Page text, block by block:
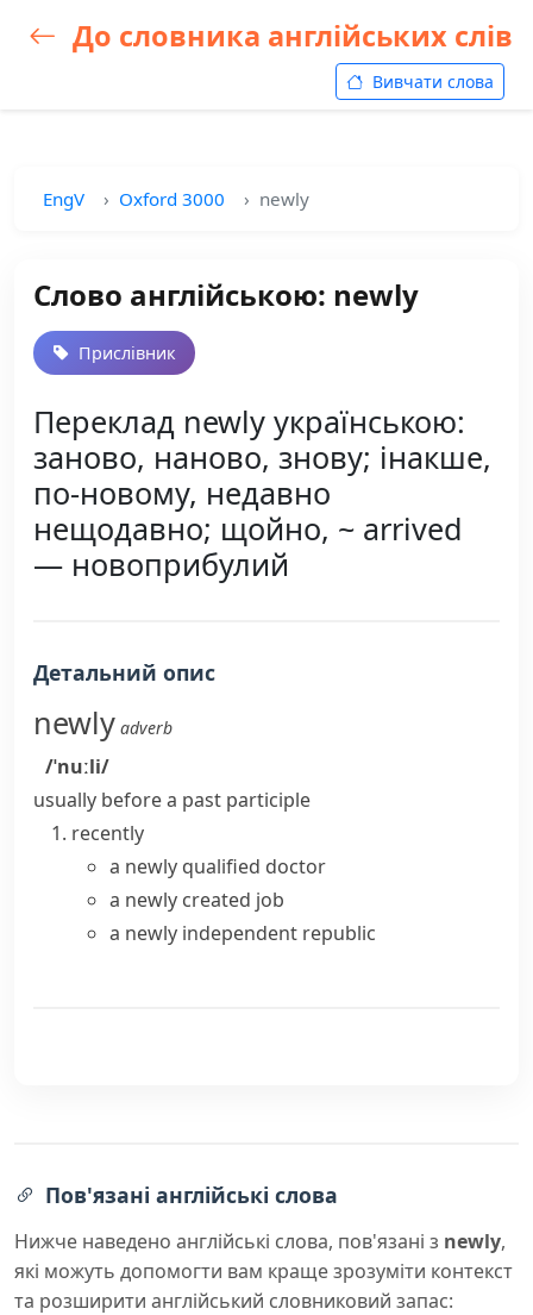
До словника англійських слів
Вивчати слова
EngV Oxford 3000 newly
Слово англійською: newly
Прислівник
Переклад newly українською:
заново, наново, знову; інакше,
по-новому, недавно
нещодавно; щойно, ~ arrived
— новоприбулий
Детальний опис
newly adverb
/ˈnuːli/
usually before a past participle
recently
a newly qualified doctor
a newly created job
a newly independent republic
Пов'язані англійські слова
Нижче наведено англійські слова, пов'язані з newly,
які можуть допомогти вам краще зрозуміти контекст
та розширити англійський словниковий запас: